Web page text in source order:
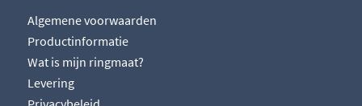
Algemene voorwaarden
Productinformatie
Wat is mijn ringmaat?
Levering